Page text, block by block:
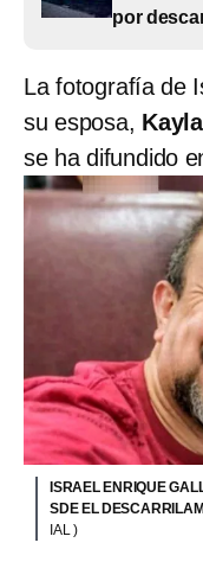
por
La fotografía de
su esposa,
se ha difundido
ISRAEL ENRIQUE
SDE EL
IAL )